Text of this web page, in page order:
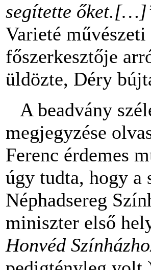
segítette őket.
Varieté
főszerkesztője
üldözte, Déry
A beadvány
megjegyzése
Ferenc érdemes
úgy tudta, hogy a
Néphadsereg
miniszter első
Honvéd